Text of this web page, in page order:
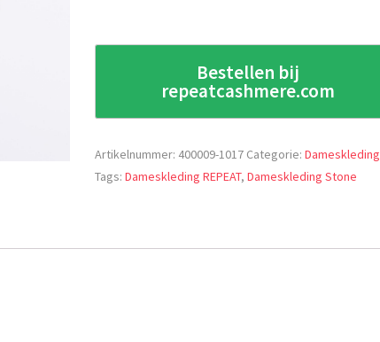
Bestellen bij
repeatcashmere.com
Artikelnummer: 400009-1017 Categorie:Dameskleding
Tags:Dameskleding REPEAT,Dameskleding Stone